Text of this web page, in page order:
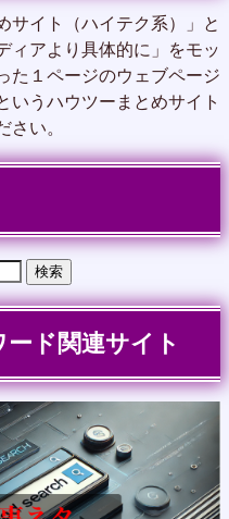
サイト（ハイテク系）」と
ィアより具体的に」をモッ
た１ページのウェブページ
いうハウツーまとめサイト
い。
ド関連サイト